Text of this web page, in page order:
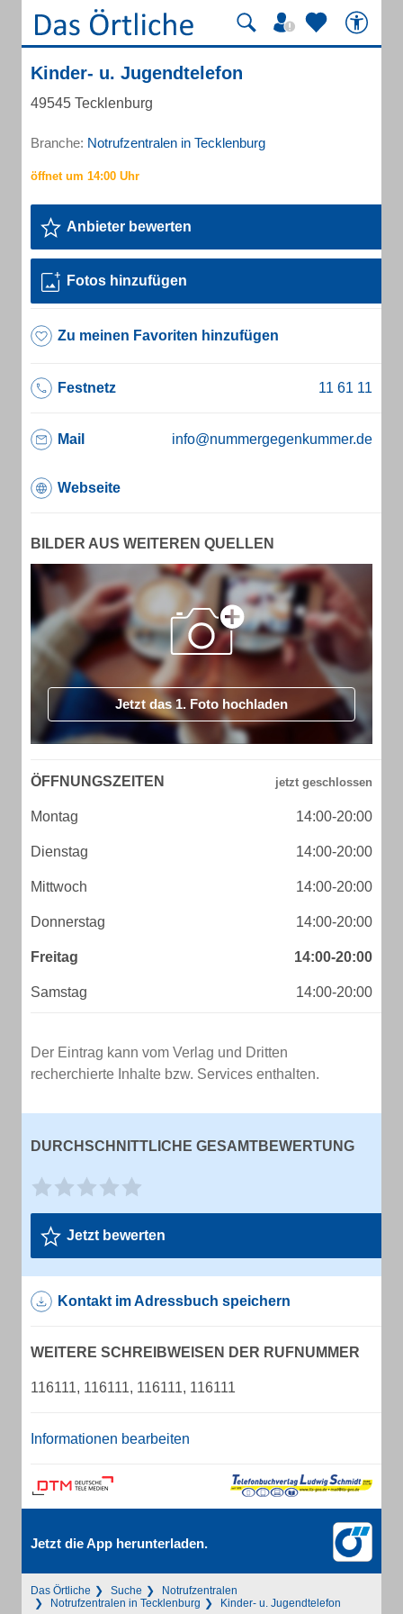
Kinder- u. Jugendtelefon
49545 Tecklenburg
Branche: Notrufzentralen in Tecklenburg
Anbieter bewerten
Fotos hinzufügen
Zu meinen Favoriten hinzufügen
Festnetz
Mail info@nummergegenkummer.de
Webseite
BILDER AUS WEITEREN QUELLEN
Jetzt das 1. Foto hochladen
ÖFFNUNGSZEITEN
Montag 14:00-20:00
Dienstag 14:00-20:00
Mittwoch 14:00-20:00
Donnerstag 14:00-20:00
Freitag 14:00-20:00
Samstag 14:00-20:00
Der Eintrag kann vom Verlag und Dritten
recherchierte Inhalte bzw. Services enthalten.
DURCHSCHNITTLICHE GESAMTBEWERTUNG
Jetzt bewerten
Kontakt im Adressbuch speichern
WEITERE SCHREIBWEISEN DER RUFNUMMER
116111, 116111, 116111, 116111
Informationen bearbeiten
Jetzt die App herunterladen.
Das Örtliche Suche
Notrufzentralen
Notrufzentralen in Tecklenburg
Kinder- u. Jugendtelefon